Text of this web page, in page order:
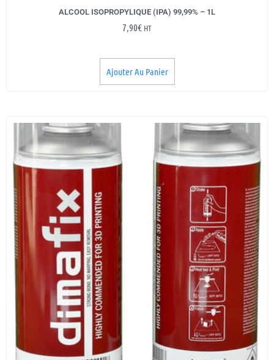
ALCOOL ISOPROPYLIQUE (IPA) 99,99% – 1L
7,90€ HT
Ajouter Au Panier